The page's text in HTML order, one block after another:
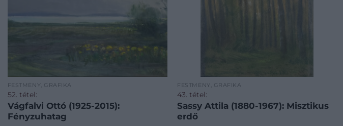
FESTMÉNY, GRAFIKA
52. tétel:
Vágfalvi Ottó (1925-2015):
Fényzuhatag
FESTMÉNY, GRAFIKA
43. tétel:
Sassy Attila (1880-1967): Misztikus
erdő